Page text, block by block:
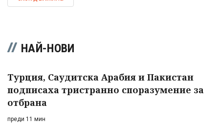
НАЙ-НОВИ
Турция, Саудитска Арабия и Пакистан
подписаха тристранно споразумение за
отбрана
преди 11 мин